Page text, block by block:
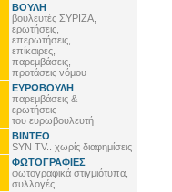
ΒΟΥΛΗ
βουλευτές ΣΥΡΙΖΑ,
ερωτήσεις,
επερωτήσεις,
επίκαιρες,
παρεμβάσεις,
προτάσεις νόμου
ΕΥΡΩΒΟΥΛΗ
παρεμβάσεις &
ερωτήσεις
του ευρωβουλευτή
ΒΙΝΤΕΟ
SYN TV.. χωρίς διαφημίσεις
ΦΩΤΟΓΡΑΦΙΕΣ
φωτογραφικά στιγμιότυπα,
συλλογές